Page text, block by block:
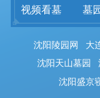
视频看墓
墓
沈阳陵园网 大
沈阳天山墓园
沈阳盛京